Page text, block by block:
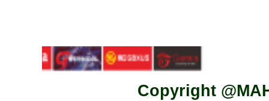
Copyright